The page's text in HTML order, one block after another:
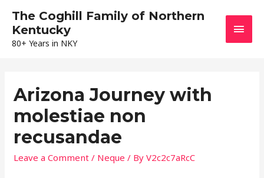
The Coghill Family of Northern
Kentucky
80+ Years in NKY
Main
Arizona Journey with
molestiae non
recusandae
Leave a Comment / Neque / ByV2c2c7aRcC